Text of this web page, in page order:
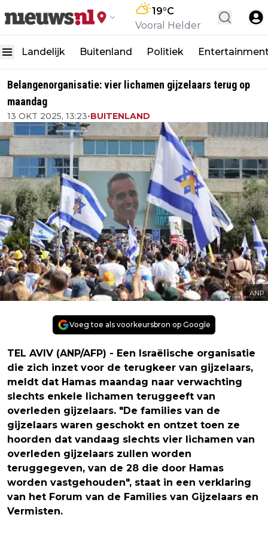
19°C
Vooral Helder
Landelijk Buitenland Politiek
Belangenorganisatie: vier lichamen gijzelaars terug op
maandag
13 OKT 2025, 13:23•BUITENLAND
ANP
Voeg toe als voorkeursbron op Google
TEL AVIV (ANP/AFP) - Een Israëlische organisatie
die zich inzet voor de terugkeer van gijzelaars,
meldt dat Hamas maandag naar verwachting
slechts enkele lichamen teruggeeft van
overleden gijzelaars. "De families van de
gijzelaars waren geschokt en ontzet toen ze
hoorden dat vandaag slechts vier lichamen van
overleden gijzelaars zullen worden
teruggegeven, van de 28 die door Hamas
worden vastgehouden", staat in een verklaring
van het Forum van de Families van Gijzelaars en
Vermisten.